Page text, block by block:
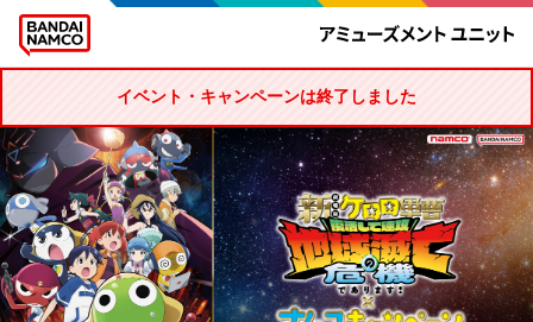
イベント・キャンペーンは終了しました